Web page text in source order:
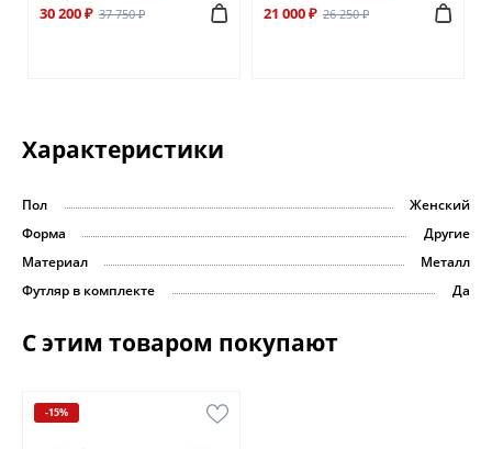
30 200 ₽ 37 750 ₽ 21 000 ₽ 26 250 ₽
Характеристики
Пол
Женский
Форма
Другие
Материал
Металл
Футляр в комплекте
Да
С этим товаром покупают
-15%